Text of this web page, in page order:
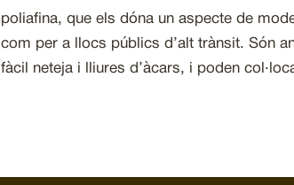
poliafina, que els dóna un aspecte de
com per a llocs públics d’alt trànsit. Són
fàcil neteja i lliures d’àcars, i poden